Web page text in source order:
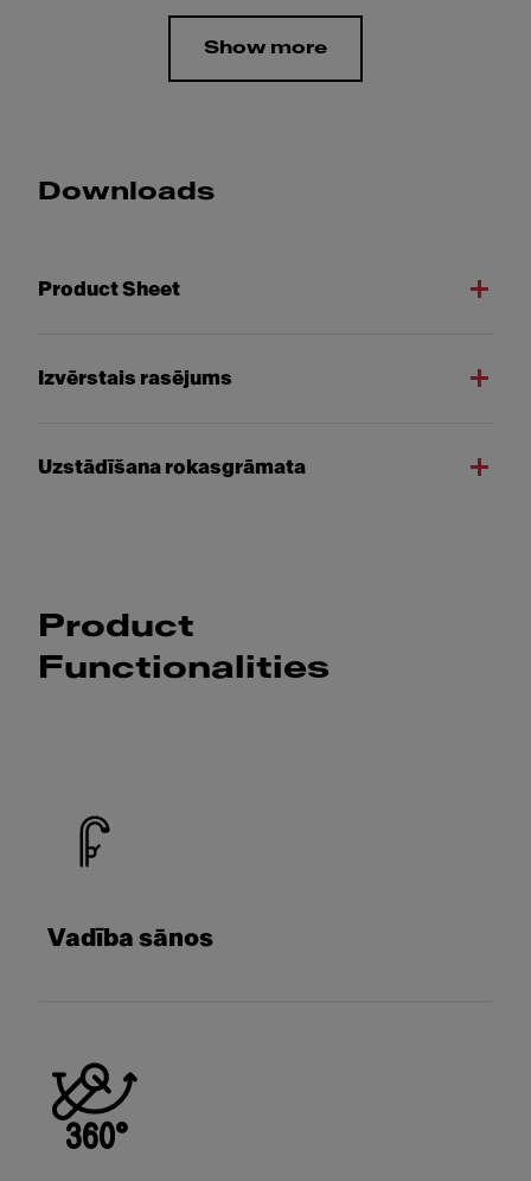
Show more
Downloads
Product Sheet
Izvērstais rasējums
Uzstādīšana rokasgrāmata
Product
Functionalities
Vadība sānos